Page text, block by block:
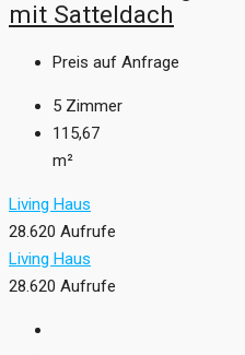
mit Satteldach
Preis auf Anfrage
5 Zimmer
115,67
m²
Living Haus
28.620 Aufrufe
Living Haus
28.620 Aufrufe